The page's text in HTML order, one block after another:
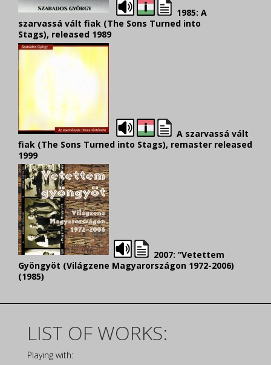
1985: A
szarvassá vált fiak (The Sons Turned into
Stags), released 1989
A szarvassá vált
fiak (The Sons Turned into Stags), remaster released
1999
2007: “Vetettem
Gyöngyöt (Világzene Magyarországon 1972-2006)
(1985)
LIST OF WORKS:
Playing with: